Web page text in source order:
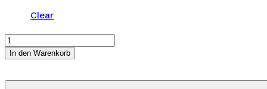
Clear
ABIvengers
quantity
In den Warenkorb